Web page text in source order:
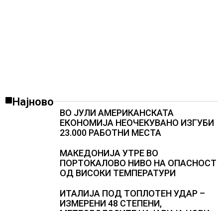
Најново
ВО ЈУЛИ АМЕРИКАНСКАТА
ЕКОНОМИЈА НЕОЧЕКУВАНО ИЗГУБИ
23.000 РАБОТНИ МЕСТА
МАКЕДОНИЈА УТРЕ ВО
ПОРТОКАЛОВО НИВО НА ОПАСНОСТ
ОД ВИСОКИ ТЕМПЕРАТУРИ
ИТАЛИЈА ПОД ТОПЛОТЕН УДАР –
ИЗМЕРЕНИ 48 СТЕПЕНИ,